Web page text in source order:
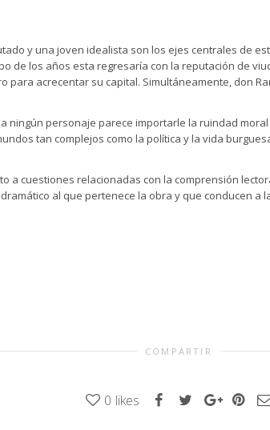
y una joven idealista son los ejes centrales de
de los años esta regresaría con la reputación de
para acrecentar su capital. Simultáneamente, don
ningún personaje parece importarle la ruindad
tan complejos como la política y la vida
a cuestiones relacionadas con la comprensión
al que pertenece la obra y que conducen a
COMPARTIR
0 likes